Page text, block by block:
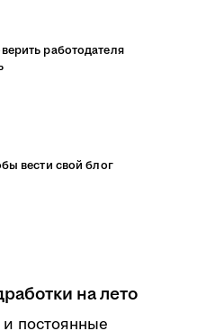
работодателя
вести свой блог
на лето
постоянные